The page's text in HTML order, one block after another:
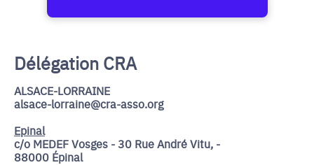
Délégation CRA
ALSACE-LORRAINE
alsace-lorraine@cra-asso.org
Epinal
c/o MEDEF Vosges - 30 Rue André Vitu, -
88000 Épinal